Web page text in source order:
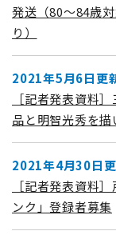
発送（80～84歳
り）
2021年5月6日更
［記者発表資料
品と明智光秀を
2021年4月30日
［記者発表資料
ンク」登録者募集